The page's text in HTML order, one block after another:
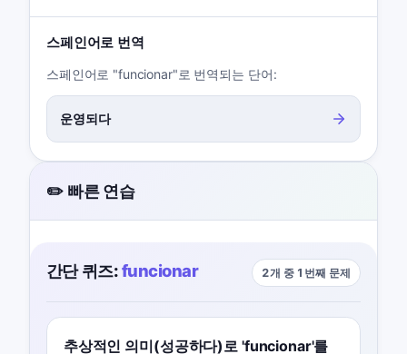
스페인어로 번역
스페인어로 "funcionar"로 번역되는 단어:
운영되다
✏️ 빠른 연습
간단 퀴즈:funcionar 2개 중 1번째 문제
추상적인 의미(성공하다)로 'funcionar'를